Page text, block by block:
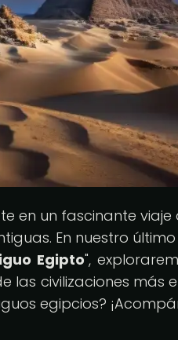
en un fascinante
En nuestro
Egipto",
las civilizaciones más
egipcios?